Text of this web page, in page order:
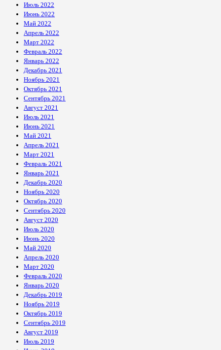
Июль 2022
Июнь 2022
Май 2022
Апрель 2022
Март 2022
Февраль 2022
Январь 2022
Декабрь 2021
Ноябрь 2021
Октябрь 2021
Сентябрь 2021
Август 2021
Июль 2021
Июнь 2021
Май 2021
Апрель 2021
Март 2021
Февраль 2021
Январь 2021
Декабрь 2020
Ноябрь 2020
Октябрь 2020
Сентябрь 2020
Август 2020
Июль 2020
Июнь 2020
Май 2020
Апрель 2020
Март 2020
Февраль 2020
Январь 2020
Декабрь 2019
Ноябрь 2019
Октябрь 2019
Сентябрь 2019
Август 2019
Июль 2019